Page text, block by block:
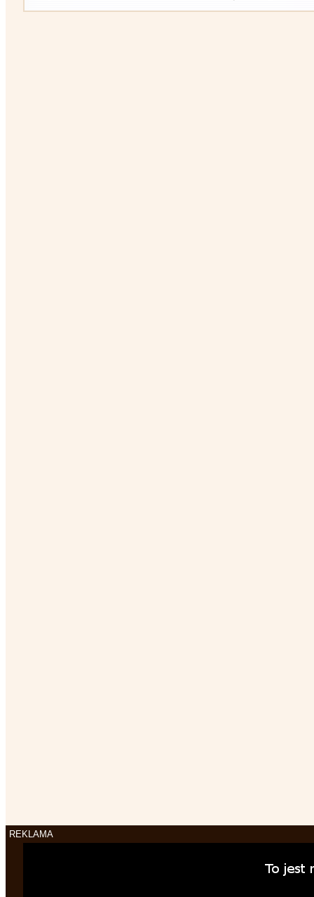
REKLAMA